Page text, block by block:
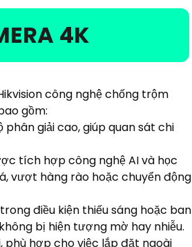
4K
công nghệ chống trộm
gồm:
giải cao, giúp quan sát chi
tích hợp công nghệ AI và học
vượt hàng rào hoặc chuyển động
điều kiện thiếu sáng hoặc ban
bị hiện tượng mờ hay nhiễu.
hợp cho việc lắp đặt ngoài